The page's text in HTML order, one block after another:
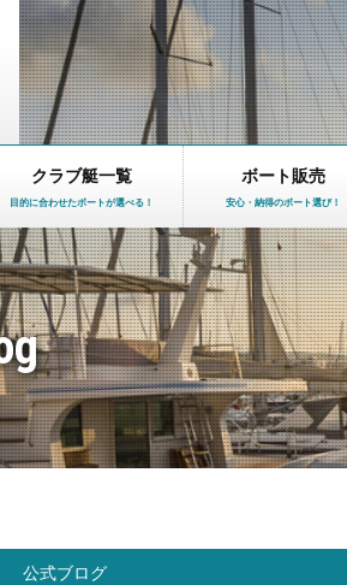
クラブ艇一覧
目的に合わせたボートが選べる！
ボート販売
安心・納得のボート選び！
公式ブログ